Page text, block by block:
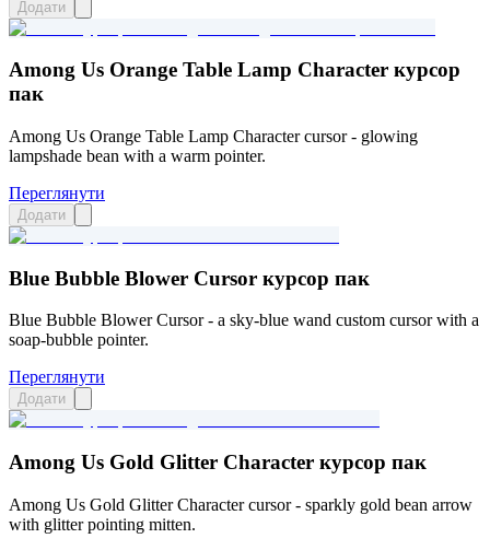
Додати
Among Us Orange Table Lamp Character курсор
пак
Among Us Orange Table Lamp Character cursor - glowing
lampshade bean with a warm pointer.
Переглянути
Додати
Blue Bubble Blower Cursor курсор пак
Blue Bubble Blower Cursor - a sky-blue wand custom cursor with a
soap-bubble pointer.
Переглянути
Додати
Among Us Gold Glitter Character курсор пак
Among Us Gold Glitter Character cursor - sparkly gold bean arrow
with glitter pointing mitten.